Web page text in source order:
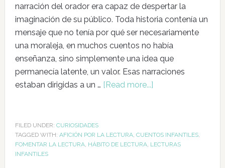
narración del orador era capaz de despertar la
imaginación de su público. Toda historia contenía un
mensaje que no tenía por qué ser necesariamente
una moraleja, en muchos cuentos no había
enseñanza, sino simplemente una idea que
permanecía latente, un valor. Esas narraciones
estaban dirigidas a un … [Read more...]
FILED UNDER: CURIOSIDADES
TAGGED WITH: AFICIÓN POR LA LECTURA, CUENTOS INFANTILES,
FOMENTAR LA LECTURA, HÁBITO DE LECTURA, LECTURAS
INFANTILES